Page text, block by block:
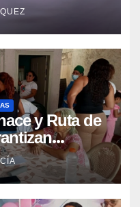
protección
y Ruta de
en